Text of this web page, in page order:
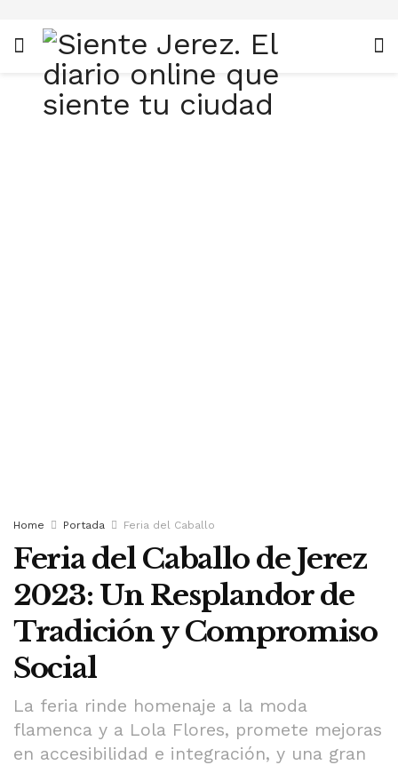
Home Portada Feria del Caballo
Feria del Caballo de Jerez
2023: Un Resplandor de
Tradición y Compromiso
Social
La feria rinde homenaje a la moda
flamenca y a Lola Flores, promete mejoras
en accesibilidad e integración, y una gran